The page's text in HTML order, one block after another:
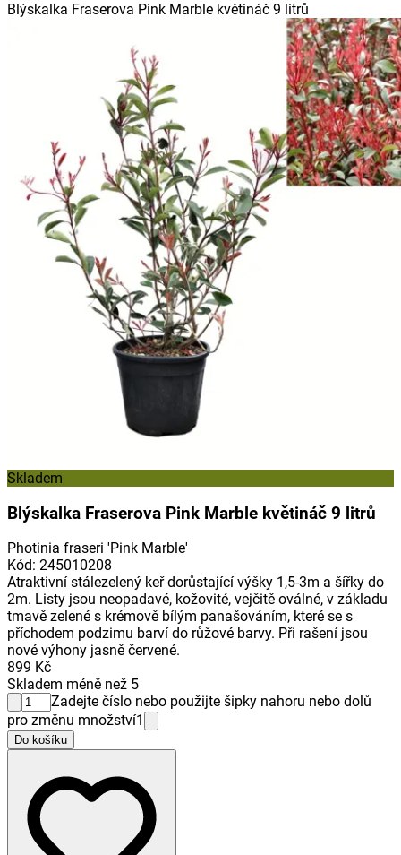
Blýskalka Fraserova Pink Marble květináč 9 litrů
Skladem
Blýskalka Fraserova Pink Marble květináč 9 litrů
Photinia fraseri 'Pink Marble'
Kód: 245010208
Atraktivní stálezelený keř dorůstající výšky 1,5-3m a šířky do
2m. Listy jsou neopadavé, kožovité, vejčitě oválné, v základu
tmavě zelené s krémově bílým panašováním, které se s
příchodem podzimu barví do růžové barvy. Při rašení jsou
nové výhony jasně červené.
899 Kč
Skladem méně než 5
Zadejte číslo nebo použijte šipky nahoru nebo dolů
pro změnu množství1
Do košíku